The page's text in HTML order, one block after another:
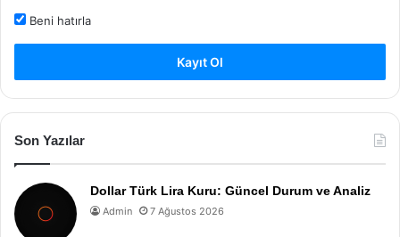
Beni hatırla
Kayıt Ol
Son Yazılar
Dollar Türk Lira Kuru: Güncel Durum ve Analiz
Admin 7 Ağustos 2026